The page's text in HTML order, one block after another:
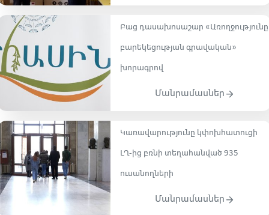
Բաց դասախոսաշար «Առողջությունը
բարեկեցության գրավական»
խորագրով
Մանրամասներ
Կառավարությունը կփոխհատուցի
ԼՂ-ից բռնի տեղահանված 935
ուսանողների
Մանրամասներ